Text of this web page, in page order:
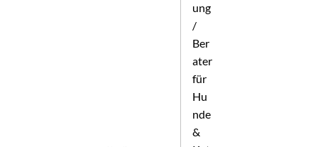
ung
/
Ber
ater
für
Hu
nde
&